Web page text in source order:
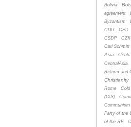
Bolivia
agreement
Byzantism
CDU
CFD
CSDP
CZК
Carl Schmitt
Asia
CentralAsia.
Reform and
Christianity
Rome
Cold
(CIS)
Communism
Party of the
of the RF